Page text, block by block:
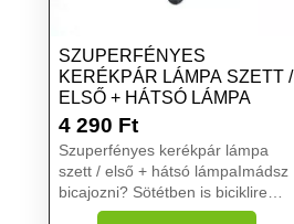
SZUPERFÉNYES
KERÉKPÁR LÁMPA SZETT /
ELSŐ + HÁTSÓ LÁMPA
4 290 Ft
Szuperfényes kerékpár lámpa
szett / első + hátsó lámpaImádsz
bicajozni? Sötétben is biciklire
ülnél? Ezeket a lámpákat